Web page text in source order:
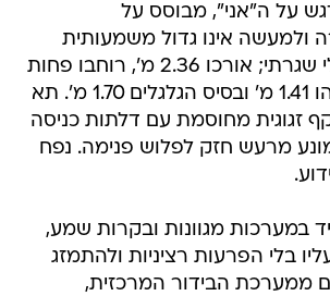
על ה"אני", מבוסס על
ולמעשה אינו גדול משמעותית
מכל כלי-דו גלגלי שגרתי; אורכו 2.36 מ', רוחבו פחות
ממטר אחד, גובהו 1.41 מ' ובסיס הגלגלים 1.70 מ'. תא
זגוגית מחוסמת עם דלתות כניסה
מרעש חזק לפלוש פנימה. נפח
במערכות מגוונות ובקרות שמע,
בלי הפרעות רציניות ולהתמזג
ממערכת הבידור המרכזית,